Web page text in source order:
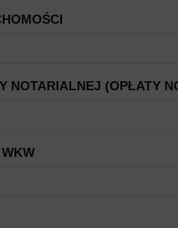
NOTARIALNEJ (OPŁATY